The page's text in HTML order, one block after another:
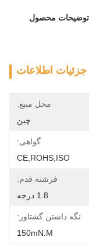
توضیحات محصول
جزئیات اطلاعات
محل منبع:
چین
گواهی:
CE,ROHS,ISO
فرشته قدم:
1.8 درجه
نگه داشتن گشتاور:
150mN.m